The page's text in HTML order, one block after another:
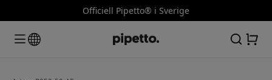
Officiell Pipetto® i Sverige